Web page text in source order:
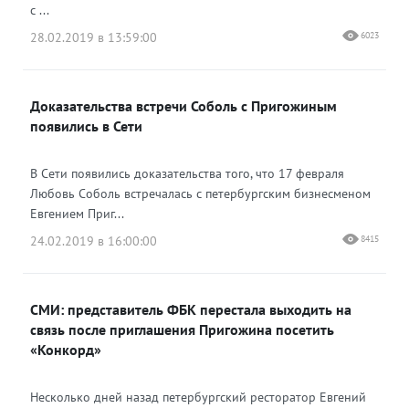
с ...
28.02.2019 в 13:59:00
6023
Доказательства встречи Соболь с Пригожиным
появились в Сети
В Сети появились доказательства того, что 17 февраля
Любовь Соболь встречалась с петербургским бизнесменом
Евгением Приг...
24.02.2019 в 16:00:00
8415
СМИ: представитель ФБК перестала выходить на
связь после приглашения Пригожина посетить
«Конкорд»
Несколько дней назад петербургский ресторатор Евгений